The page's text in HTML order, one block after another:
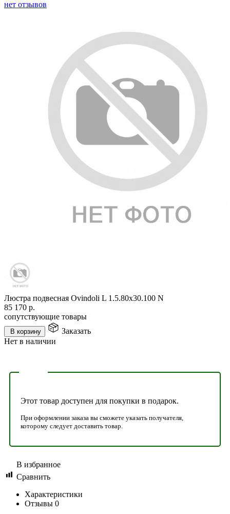
нет отзывов
Люстра подвесная Ovindoli L 1.5.80x30.100 N
85 170 р.
сопутствующие товары
В корзину
Заказать
Нет в наличии
Этот товар доступен для покупки в подарок.
При оформлении заказа вы сможете указать получателя,
которому следует доставить товар.
В избранное
Сравнить
Характеристики
Отзывы 0